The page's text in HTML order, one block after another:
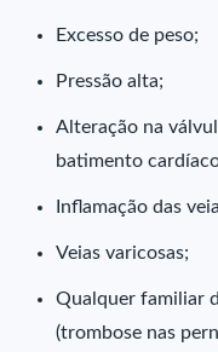
Excesso de peso;
Pressão alta;
Alteração na
batimento
Inflamação das
Veias varicosas;
Qualquer familiar
(trombose nas